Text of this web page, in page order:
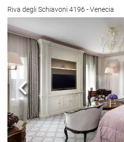
Riva degli Schiavoni 4196 - Venecia
Anterior